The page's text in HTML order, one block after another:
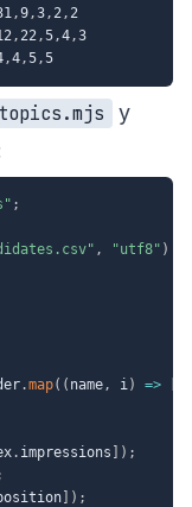
,9,3, 2, 2
, 22,5,4,3
,4,5,5
y
;
, "utf8" )
.map( ( name, i) =>
. impressions ) ;
) ;